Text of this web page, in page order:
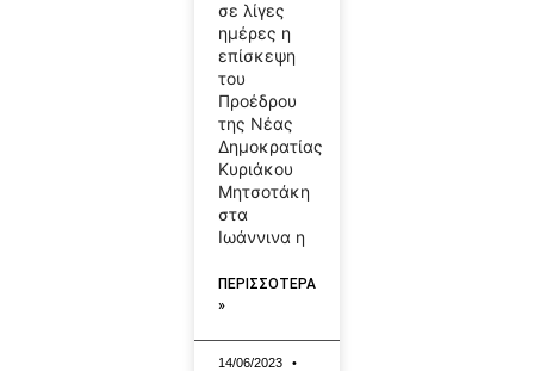
σε λίγες
ημέρες η
επίσκεψη
του
Προέδρου
της Νέας
Δημοκρατίας
Κυριάκου
Μητσοτάκη
στα
Ιωάννινα η
ΠΕΡΙΣΣΟΤΕΡΑ
»
14/06/2023